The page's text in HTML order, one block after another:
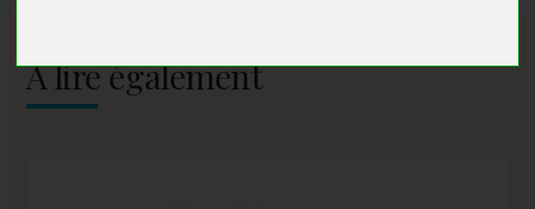
A lire également